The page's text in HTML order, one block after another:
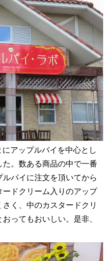
アップルパイを中心とし
。数ある商品の中で一番
パイに注文を頂いてから
ドクリーム入りのアップ
く、中のカスタードクリ
ってもおいしい。是非、